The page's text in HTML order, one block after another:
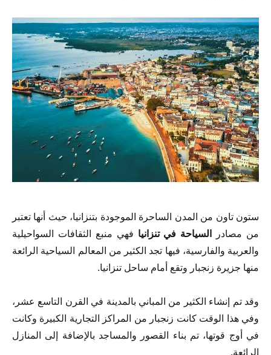
ستون تاون من المدن الساحرة الموجودة بتنزانيا، حيث أنها تعتبر
من مصادر
السياحة في تنزانيا فهي منبع الثقافات السواحيلية
والعربية والفارسية، فيها تجد الكثير من المعالم السياحية الرائعة
منها جزيرة زنجبار وتقع أمام ساحل تنزانيا.
وقد تم إنشاء الكثير من المباني بالمدينة في القرن التاسع عشر،
وفي هذا الوقت كانت زنجبار من المراكز التجارية الكبيرة وكانت
في أوج قوتها، تم بناء القصور والمساجد بالإضافة إلى المنازل
الرائعة.